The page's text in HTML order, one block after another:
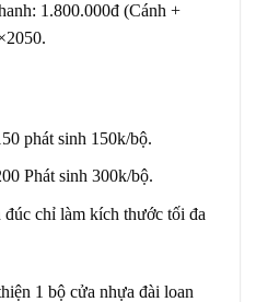
1.800.000đ (Cánh +
phát sinh 150k/bộ.
Phát sinh 300k/bộ.
chỉ làm kích thước tối đa
1 bộ cửa nhựa đài loan